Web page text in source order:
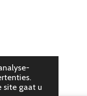
site gaat u